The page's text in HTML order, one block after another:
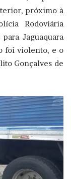
próximo à
Rodoviária
Jaguaquara
foi violento, e o
Gonçalves de